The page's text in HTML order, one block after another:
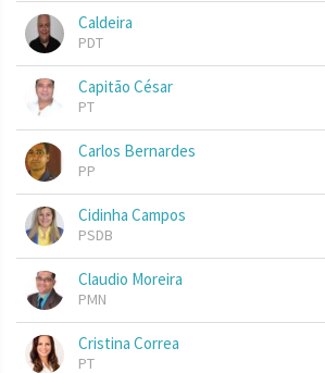
Caldeira
PDT
Capitão César
PT
Carlos Bernardes
PP
Cidinha Campos
PSDB
Claudio Moreira
PMN
Cristina Correa
PT